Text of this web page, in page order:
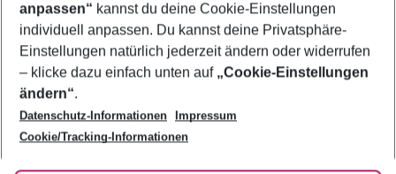
Footer
Footer navigation
Über uns
AGB
Bestpreisgarantie
Cookie-Einstellungen ändern
Cookie-Richtlinie
Agenturbetreuung
Barrierefreies Reisen
Folge uns
anpassen“ kannst du deine Cookie-Einstellungen
individuell anpassen. Du kannst deine Privatsphäre-
Einstellungen natürlich jederzeit ändern oder widerrufen
– klicke dazu einfach unten auf „Cookie-Einstellungen
ändern“.
Datenschutz-Informationen
Impressum
Cookie/Tracking-Informationen